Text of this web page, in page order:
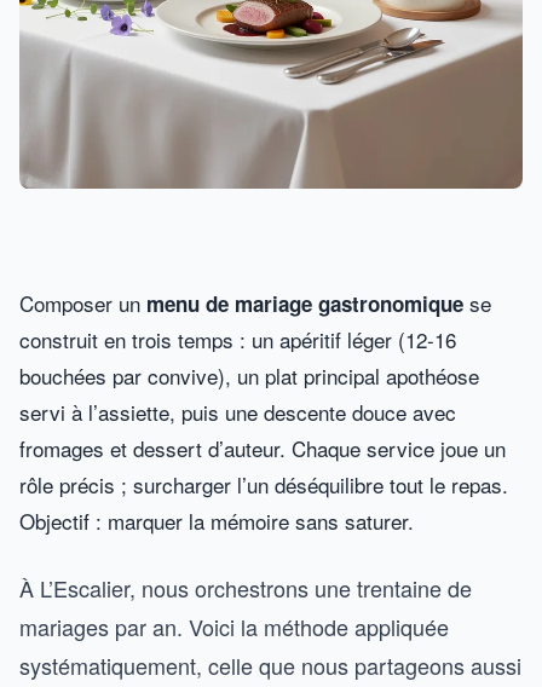
Composer un menu de mariage gastronomique se
construit en trois temps : un apéritif léger (12-16
bouchées par convive), un plat principal apothéose
servi à l’assiette, puis une descente douce avec
fromages et dessert d’auteur. Chaque service joue un
rôle précis ; surcharger l’un déséquilibre tout le repas.
Objectif : marquer la mémoire sans saturer.
À L’Escalier, nous orchestrons une trentaine de
mariages par an. Voici la méthode appliquée
systématiquement, celle que nous partageons aussi